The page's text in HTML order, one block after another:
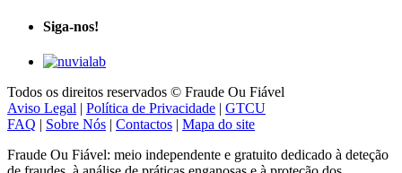
Siga-nos!
Todos os direitos reservados © Fraude Ou Fiável
Aviso Legal | Política de Privacidade | GTCU
FAQ | Sobre Nós | Contactos | Mapa do site
Fraude Ou Fiável: meio independente e gratuito dedicado à deteção